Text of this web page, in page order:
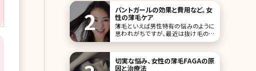
パントガールの効果と費用など。女
性の薄毛ケア
薄毛といえば男性特有の悩みのように
思われがちですが、最近は抜け毛の相
談のためにクリニックを訪れる女性が
きな原因ですが、ストレスや生活習慣の
乱れなどによって抜け毛に悩まされる
切実な悩み、女性の薄毛FAGAの原
因と治療法